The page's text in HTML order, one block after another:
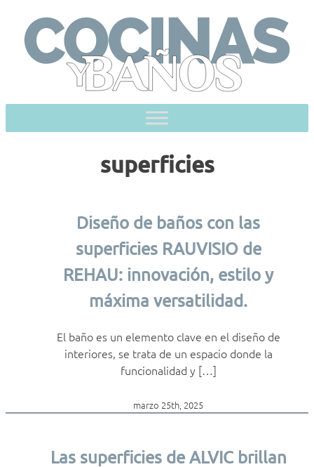
content
superficies
Diseño de baños con las
superficies RAUVISIO de
REHAU: innovación, estilo y
máxima versatilidad.
El baño es un elemento clave en el diseño de
interiores, se trata de un espacio donde la
funcionalidad y […]
marzo 25th, 2025
Las superficies de ALVIC brillan